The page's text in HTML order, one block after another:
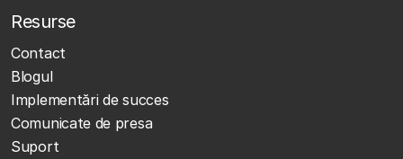
Resurse
Contact
Blogul
Implementări de succes
Comunicate de presa
Suport